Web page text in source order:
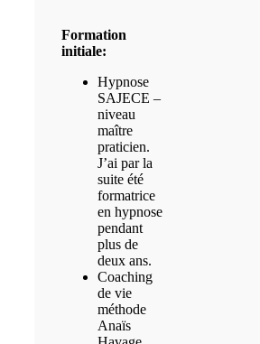
Formation
initiale:
Hypnose
SAJECE –
niveau
maître
praticien.
J’ai par la
suite été
formatrice
en hypnose
pendant
plus de
deux ans.
Coaching
de vie
méthode
Anaïs